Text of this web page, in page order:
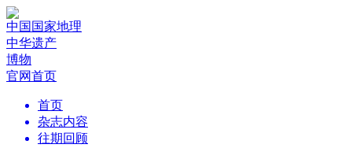
中国国家地理
中华遗产
博物
官网首页
首页
杂志内容
往期回顾